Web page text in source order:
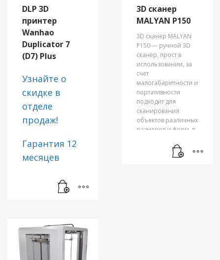
DLP 3D
принтер
Wanhao
Duplicator 7
(D7) Plus
Узнайте о
скидке в
отделе
продаж!
Гарантия 12
месяцев
Официальный
гарантийный
накладная от
нашего
магазина
3D сканер
MALYAN P150
3D сканер MALYAN
P150 — ручной 3D
сканер, прост в
использовании, за
счет
малогабаритности и
портативности
подходит для
сканирования
объектов различных
размеров и форм, в
непосредственного